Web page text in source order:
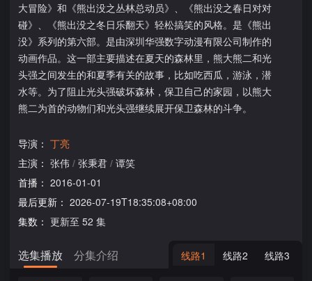
大冒险》和《熊出没之丛林总动员》、《熊出没之春日对对
碰》、《熊出没之冬日乐翻天》轻松搞笑的风格。是《熊出
没》系列的第六部。是由深圳华强数字动漫有限公司制作的
动画作品。这一部主要描述在夏天的森林里，熊大熊二和光
头强之间发生的和夏季有关的故事，比如吃西瓜，游泳，潜
水等。为了阻止光头强破坏森林，保卫自己的家园，以熊大
熊二为首的动物们和光头强继续展开保卫森林的斗争。
导演： 丁亮
主演： 张伟 / 张秉君 / 谭笑
首播： 2016-01-01
最后更新： 2026-07-19T18:35:08+08:00
集数： 更新至 52 集
选集播放 分集介绍 线路1 线路2 线路3